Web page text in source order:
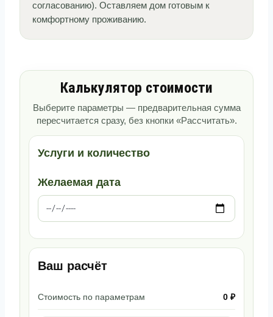
согласованию). Оставляем дом готовым к
комфортному проживанию.
Калькулятор стоимости
Выберите параметры — предварительная сумма
пересчитается сразу, без кнопки «Рассчитать».
Услуги и количество
Желаемая дата
Ваш расчёт
Стоимость по параметрам 0 ₽